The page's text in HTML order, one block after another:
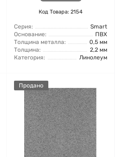
Код Товара: 2154
Серия:
Smart
Основание:
ПВХ
Толщина металла:
0,5 мм
Толщина:
2,2 мм
Категория:
Линолеум
Продано